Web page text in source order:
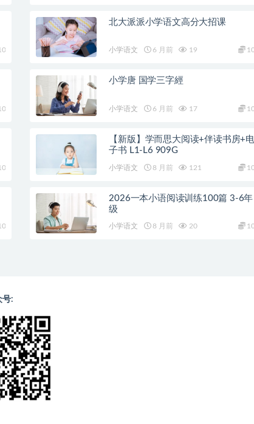
北大派派小学语文高分大招课
小学语文 6 月前 19
小学唐 国学三字經
小学语文 6 月前 17
【新版】学而思大阅读+伴读书房+电
子书 L1-L6 909G
小学语文 8 月前 121
2026一本小语阅读训练100篇 3-6年
级
小学语文 8 月前 20
号: